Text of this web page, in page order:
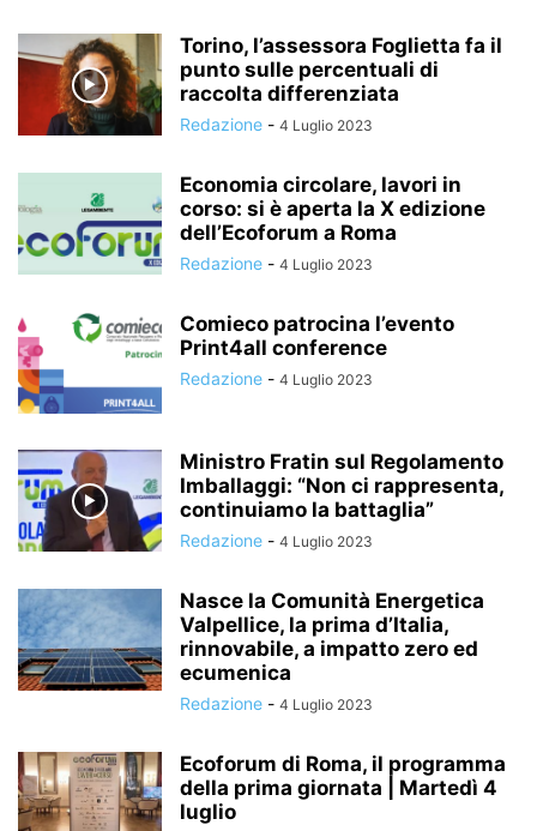
Torino, l’assessora Foglietta fa il
punto sulle percentuali di
raccolta differenziata
Redazione - 4 Luglio 2023
Economia circolare, lavori in
corso: si è aperta la X edizione
dell’Ecoforum a Roma
Redazione - 4 Luglio 2023
Comieco patrocina l’evento
Print4all conference
Redazione - 4 Luglio 2023
Ministro Fratin sul Regolamento
Imballaggi: “Non ci rappresenta,
continuiamo la battaglia”
Redazione - 4 Luglio 2023
Nasce la Comunità Energetica
Valpellice, la prima d’Italia,
rinnovabile, a impatto zero ed
ecumenica
Redazione - 4 Luglio 2023
Ecoforum di Roma, il programma
della prima giornata | Martedì 4
luglio